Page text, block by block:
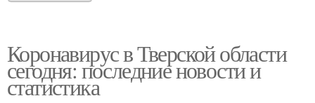
Коронавирус в Тверской области
сегодня: последние новости и
статистика